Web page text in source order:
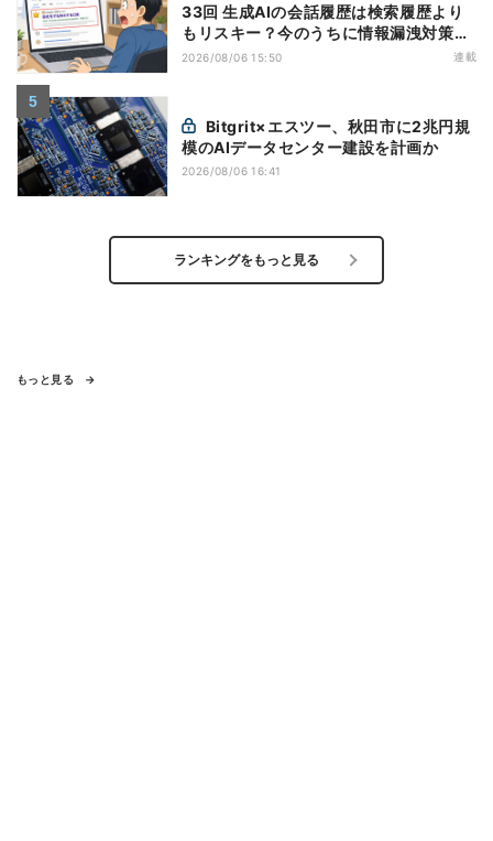
33回 生成AIの会話履歴は検索履歴より
もリスキー？今のうちに情報漏洩対策を
万全にしておこう
2026/08/06 15:50 連載
模のAIデータセンター建設を計画か
2026/08/06 16:41
ランキングをもっと見る
もっと見る